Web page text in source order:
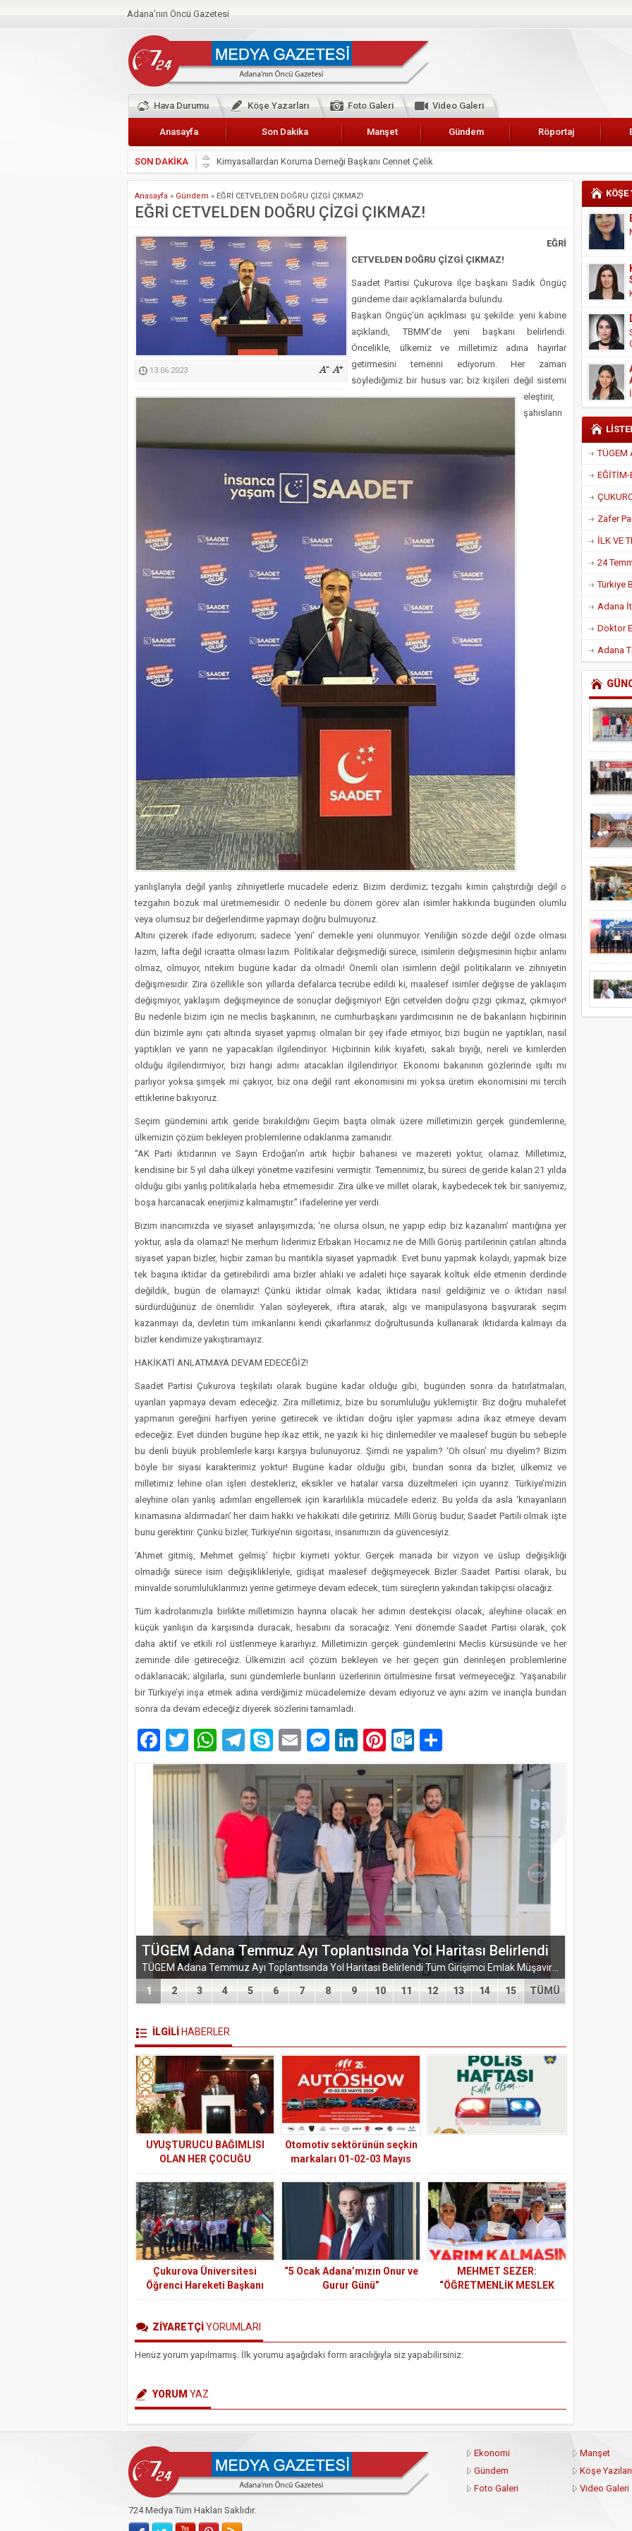
Adana'nın Öncü Gazetesi
Hava Durumu Köşe Yazarları Foto Galeri Video Galeri
Anasayfa Son Dakika Manşet Gündem Röportaj
SON DAKİKA
Başkan Güler’den Başkan Karalar’a hizmet çağrısı
Lokantacılar ve Kebapçılar Esnaf Odası Başkanı Şefik Arslan
Hak-İş Abdurrahman Yücel
HDP İL BİNASININ ÖNÜNDE ANNELER TARİH YAZIYORLAR
CEYHAN TİCARET ODASI
Hainler emellerine asla erişemeyecekler
BÖLGEMİZ ÇUKUROVA’DA 2019 YILI PAMUK HASADINA BAŞLANDI
İyi Parti Yüreğir İlçe Başkanı Enis Akyürek
Kimyasallardan Koruma Derneği Başkanı Cennet Çelik
Anasayfa » Gündem » EĞRİ CETVELDEN DOĞRU ÇİZGİ ÇIKMAZ!
EĞRİ CETVELDEN DOĞRU ÇİZGİ ÇIKMAZ!
13.06.2023
EĞRİ
CETVELDEN DOĞRU ÇİZGİ ÇIKMAZ!
Saadet Partisi Çukurova ilçe başkanı Sadık Öngüç
gündeme dair açıklamalarda bulundu.
Başkan Öngüç’ün açıklması şu şekilde: yeni kabine
açıklandı, TBMM’de yeni başkanı belirlendi.
Öncelikle, ülkemiz ve milletimiz adına hayırlar
getirmesini temenni ediyorum. Her zaman
söylediğimiz bir husus var; biz kişileri değil sistemi
eleştirir,
şahısların
yanlışlarıyla değil yanlış zihniyetlerle mücadele ederiz. Bizim derdimiz; tezgahı kimin çalıştırdığı değil o
tezgahın bozuk mal üretmemesidir. O nedenle bu dönem görev alan isimler hakkında bugünden olumlu
veya olumsuz bir değerlendirme yapmayı doğru bulmuyoruz.
Altını çizerek ifade ediyorum; sadece ‘yeni’ demekle yeni olunmuyor. Yeniliğin sözde değil özde olması
lazım, lafta değil icraatta olması lazım. Politikalar değişmediği sürece, isimlerin değişmesinin hiçbir anlamı
olmaz, olmuyor, nitekim bugüne kadar da olmadı! Önemli olan isimlerin değil politikaların ve zihniyetin
değişmesidir. Zira özellikle son yıllarda defalarca tecrübe edildi ki, maalesef isimler değişse de yaklaşım
değişmiyor, yaklaşım değişmeyince de sonuçlar değişmiyor! Eğri cetvelden doğru çizgi çıkmaz, çıkmıyor!
Bu nedenle bizim için ne meclis başkanının, ne cumhurbaşkanı yardımcısının ne de bakanların hiçbirinin
dün bizimle aynı çatı altında siyaset yapmış olmaları bir şey ifade etmiyor, bizi bugün ne yaptıkları, nasıl
yaptıkları ve yarın ne yapacakları ilgilendiriyor. Hiçbirinin kılık kıyafeti, sakalı bıyığı, nereli ve kimlerden
olduğu ilgilendirmiyor, bizi hangi adımı atacakları ilgilendiriyor. Ekonomi bakanının gözlerinde ışıltı mı
parlıyor yoksa şimşek mi çakıyor, biz ona değil rant ekonomisini mi yoksa üretim ekonomisini mi tercih
ettiklerine bakıyoruz.
Seçim gündemini artık geride bırakıldığını Geçim başta olmak üzere milletimizin gerçek gündemlerine,
ülkemizin çözüm bekleyen problemlerine odaklanma zamanıdır.
“AK Parti iktidarının ve Sayın Erdoğan’ın artık hiçbir bahanesi ve mazereti yoktur, olamaz. Milletimiz,
kendisine bir 5 yıl daha ülkeyi yönetme vazifesini vermiştir. Temennimiz, bu süreci de geride kalan 21 yılda
olduğu gibi yanlış politikalarla heba etmemesidir. Zira ülke ve millet olarak, kaybedecek tek bir saniyemiz,
boşa harcanacak enerjimiz kalmamıştır.” ifadelerine yer verdi.
Bizim inancımızda ve siyaset anlayışımızda; ‘ne olursa olsun, ne yapıp edip biz kazanalım’ mantığına yer
yoktur, asla da olamaz! Ne merhum liderimiz Erbakan Hocamız ne de Milli Görüş partilerinin çatıları altında
siyaset yapan bizler, hiçbir zaman bu mantıkla siyaset yapmadık. Evet bunu yapmak kolaydı, yapmak bize
tek başına iktidar da getirebilirdi ama bizler ahlakı ve adaleti hiçe sayarak koltuk elde etmenin derdinde
değildik, bugün de olamayız! Çünkü iktidar olmak kadar, iktidara nasıl geldiğiniz ve o iktidarı nasıl
sürdürdüğünüz de önemlidir. Yalan söyleyerek, iftira atarak, algı ve manipülasyona başvurarak seçim
kazanmayı da, devletin tüm imkanlarını kendi çıkarlarımız doğrultusunda kullanarak iktidarda kalmayı da
bizler kendimize yakıştıramayız.
HAKİKATİ ANLATMAYA DEVAM EDECEĞİZ!
Saadet Partisi Çukurova teşkilatı olarak bugüne kadar olduğu gibi, bugünden sonra da hatırlatmaları,
uyarıları yapmaya devam edeceğiz. Zira milletimiz, bize bu sorumluluğu yüklemiştir. Biz doğru muhalefet
yapmanın gereğini harfiyen yerine getirecek ve iktidarı doğru işler yapması adına ikaz etmeye devam
edeceğiz. Evet dünden bugüne hep ikaz ettik, ne yazık ki hiç dinlemediler ve maalesef bugün bu sebeple
bu denli büyük problemlerle karşı karşıya bulunuyoruz. Şimdi ne yapalım? ‘Oh olsun’ mu diyelim? Bizim
böyle bir siyasi karakterimiz yoktur! Bugüne kadar olduğu gibi, bundan sonra da bizler, ülkemiz ve
milletimiz lehine olan işleri destekleriz, eksikler ve hatalar varsa düzeltmeleri için uyarırız. Türkiye’mizin
aleyhine olan yanlış adımları engellemek için kararlılıkla mücadele ederiz. Bu yolda da asla ‘kınayanların
kınamasına aldırmadan’ her daim hakkı ve hakikati dile getiririz. Milli Görüş budur, Saadet Partili olmak işte
bunu gerektirir. Çünkü bizler, Türkiye’nin sigortası, insanımızın da güvencesiyiz.
‘Ahmet gitmiş, Mehmet gelmiş’ hiçbir kıymeti yoktur. Gerçek manada bir vizyon ve üslup değişikliği
olmadığı sürece isim değişiklikleriyle, gidişat maalesef değişmeyecek Bizler Saadet Partisi olarak, bu
minvalde sorumluluklarımızı yerine getirmeye devam edecek, tüm süreçlerin yakından takipçisi olacağız.
Tüm kadrolarımızla birlikte milletimizin hayrına olacak her adımın destekçisi olacak, aleyhine olacak en
küçük yanlışın da karşısında duracak, hesabını da soracağız. Yeni dönemde Saadet Partisi olarak, çok
daha aktif ve etkili rol üstlenmeye kararlıyız. Milletimizin gerçek gündemlerini Meclis kürsüsünde ve her
zeminde dile getireceğiz. Ülkemizin acil çözüm bekleyen ve her geçen gün derinleşen problemlerine
odaklanacak; algılarla, suni gündemlerle bunların üzerlerinin örtülmesine fırsat vermeyeceğiz. ‘Yaşanabilir
bir Türkiye’yi inşa etmek adına verdiğimiz mücadelemize devam ediyoruz ve aynı azim ve inançla bundan
sonra da devam edeceğiz diyerek sözlerini tamamladı.
Facebook
Twitter
WhatsApp
Telegram
SkypeEmailMessenger
LinkedIn
Pinterest
Outlook.com
TÜGEM Adana Temmuz Ayı Toplantısında Yol Haritası Belirlendi
1 2 3 4 5 6 7 8 9 10 11 12 13 14 15 TÜMÜ
İLGİLİHABERLER
UYUŞTURUCU BAĞIMLISI
OLAN HER ÇOCUĞU
KAZANACAĞIZ.
Otomotiv sektörünün seçkin
markaları 01-02-03 Mayıs
2026 tarihlerinde M1 Adana
Alışveriş Merkezi’nde
düzenlenecek “OTO SHOW
“etkinliği ile bir araya geliyor.
Çukurova Üniversitesi
Öğrenci Hareketi Başkanı
Halil Çalışkan’ı ve
Adana Teşkilatı ziyaret etti.
“5 Ocak Adana’mızın Onur ve
Gurur Günü”
MEHMET SEZER:
“ÖĞRETMENLİK MESLEK
KANUNU EKONOMİK KRİZE
ZİYARETÇİYORUMLARI
Henüz yorum yapılmamış. İlk yorumu aşağıdaki form aracılığıyla siz yapabilirsiniz.
YORUM YAZ
Adana
724 Medya Tüm Hakları Saklıdır.
Ekonomi Manşet
Gündem
Köşe Yazıları
Foto Galeri
Video Galeri